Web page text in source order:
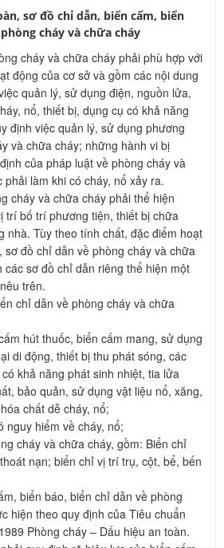
sơ đồ chỉ dẫn, biển cấm, biển
cháy và chữa cháy
cháy và chữa cháy phải phù hợp với
động của cơ sở và gồm các nội dung
quản lý, sử dụng điện, nguồn lửa,
nổ, thiết bị, dụng cụ có khả năng
định việc quản lý, sử dụng phương
và chữa cháy; những hành vi bị
của pháp luật về phòng cháy và
làm khi có cháy, nổ xảy ra.
cháy và chữa cháy phải thể hiện
trí bố trí phương tiện, thiết bị chữa
nhà. Tùy theo tính chất, đặc điểm hoạt
sơ đồ chỉ dẫn về phòng cháy và chữa
các sơ đồ chỉ dẫn riêng thể hiện một
trên.
chỉ dẫn về phòng cháy và chữa
hút thuốc, biển cấm mang, sử dụng
di động, thiết bị thu phát sóng, các
khả năng phát sinh nhiệt, tia lửa
bảo quản, sử dụng vật liệu nổ, xăng,
chất dễ cháy, nổ;
nguy hiểm về cháy, nổ;
cháy và chữa cháy, gồm: Biển chỉ
nạn; biển chỉ vị trí trụ, cột, bể, bến
biển báo, biển chỉ dẫn về phòng
hiện theo quy định của Tiêu chuẩn
Phòng cháy – Dấu hiệu an toàn.